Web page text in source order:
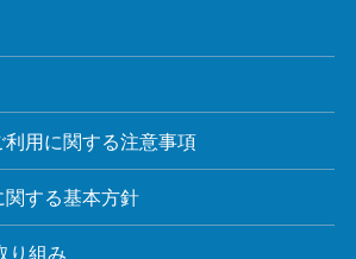
利用に関する注意事項
する基本方針
り組み